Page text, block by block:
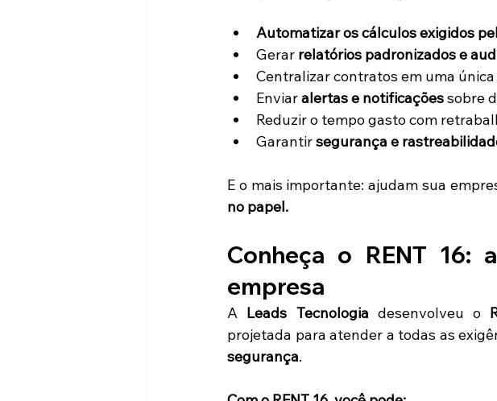
Automatizar os cálculos exigidos
Gerar relatórios padronizados e
Centralizar contratos em uma
Enviar alertas e notificações sobre
Reduzir o tempo gasto com
Garantir segurança e
E o mais importante: ajudam sua
no papel.
Conheça o RENT 16:
empresa
A Leads Tecnologia desenvolveu o
projetada para atender a todas as
segurança.